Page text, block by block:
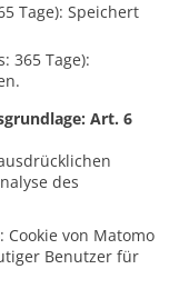
Tage): Speichert
365 Tage):
Art. 6
des
Cookie von Matomo
Benutzer für